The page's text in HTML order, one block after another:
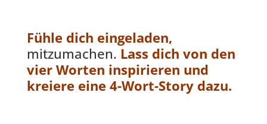
Fühle dich eingeladen,
mitzumachen. Lass dich von den
vier Worten inspirieren und
kreiere eine 4-Wort-Story dazu.